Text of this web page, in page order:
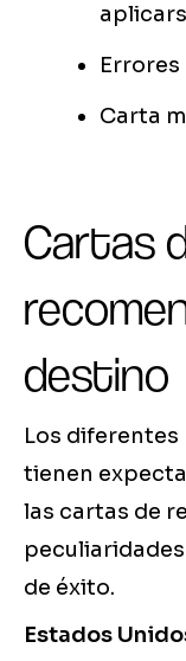
Carta
Cartas
destino
Los diferentes
tienen
las cartas de
de éxito.
Estados